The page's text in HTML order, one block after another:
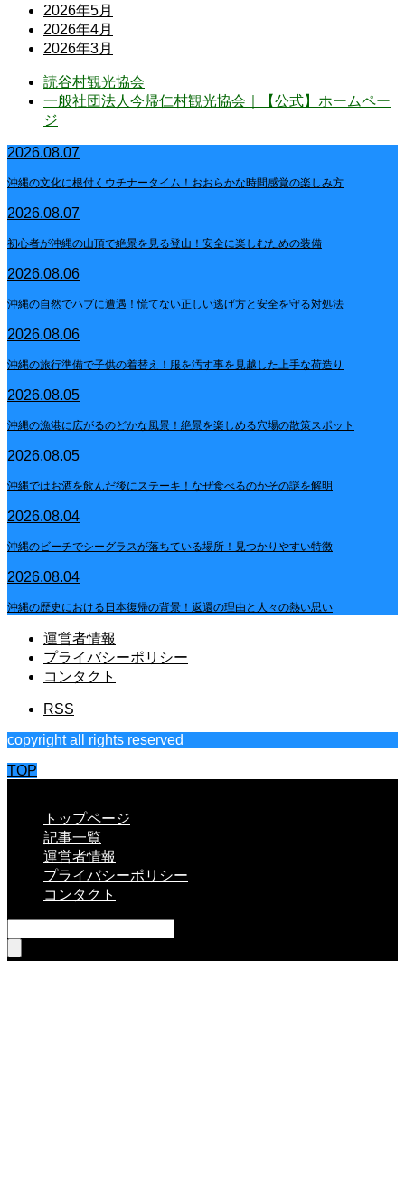
2026年5月
2026年4月
2026年3月
読谷村観光協会
一般社団法人今帰仁村観光協会｜【公式】ホームペー
ジ
2026.08.07
沖縄の文化に根付くウチナータイム！おおらかな時間感覚の楽しみ方
2026.08.07
初心者が沖縄の山頂で絶景を見る登山！安全に楽しむための装備
2026.08.06
沖縄の自然でハブに遭遇！慌てない正しい逃げ方と安全を守る対処法
2026.08.06
沖縄の旅行準備で子供の着替え！服を汚す事を見越した上手な荷造り
2026.08.05
沖縄の漁港に広がるのどかな風景！絶景を楽しめる穴場の散策スポット
2026.08.05
沖縄ではお酒を飲んだ後にステーキ！なぜ食べるのかその謎を解明
2026.08.04
沖縄のビーチでシーグラスが落ちている場所！見つかりやすい特徴
2026.08.04
沖縄の歴史における日本復帰の背景！返還の理由と人々の熱い思い
運営者情報
プライバシーポリシー
コンタクト
RSS
copyright all rights reserved
TOP
トップページ
記事一覧
運営者情報
プライバシーポリシー
コンタクト